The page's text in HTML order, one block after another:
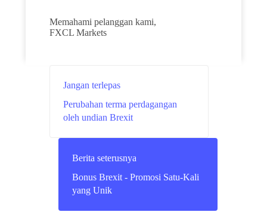
Memahami pelanggan kami,
FXCL Markets
Jangan terlepas
Perubahan terma perdagangan
oleh undian Brexit
Berita seterusnya
Bonus Brexit - Promosi Satu-Kali
yang Unik